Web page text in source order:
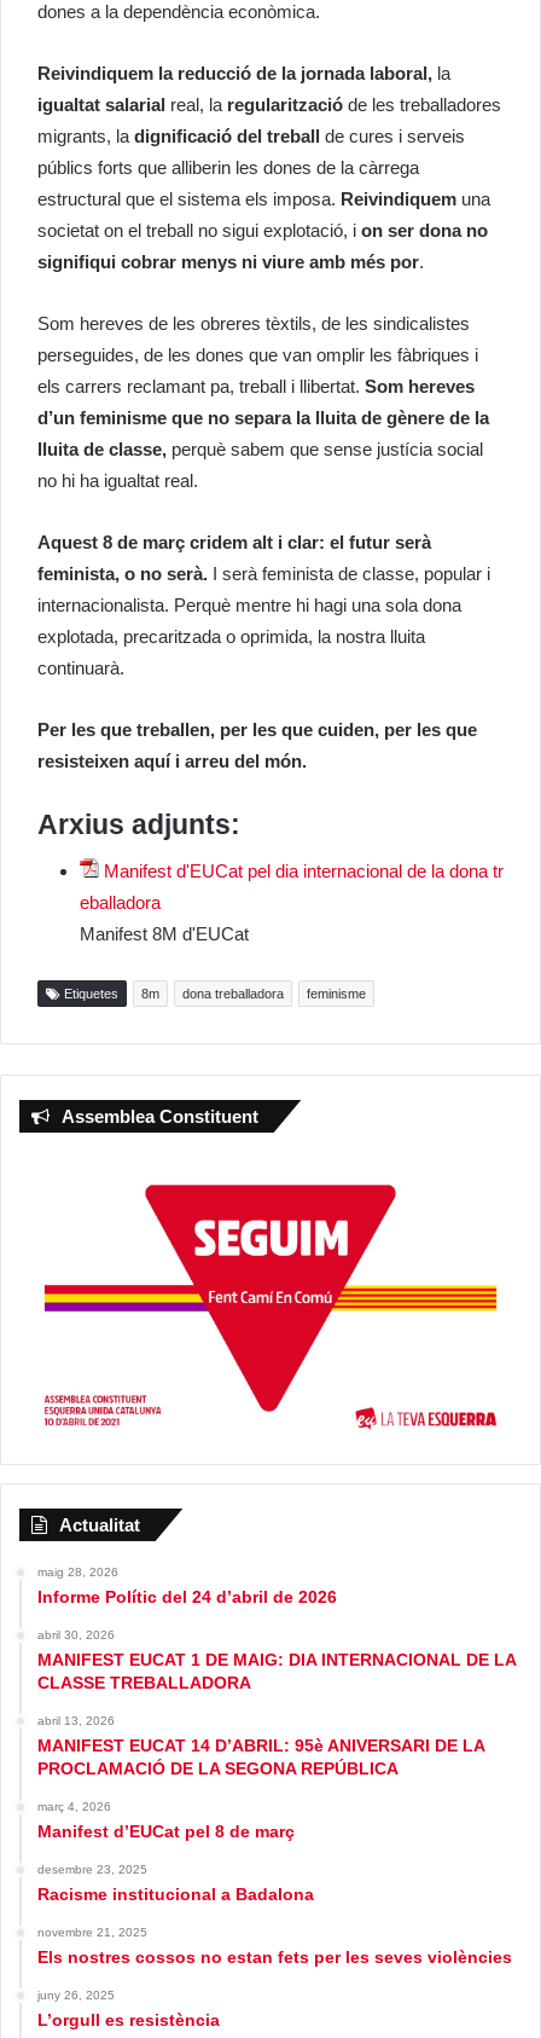
dones a la dependència econòmica.
Reivindiquem la reducció de la jornada laboral, la
igualtat salarial real, la regularització de les treballadores
migrants, la dignificació del treball de cures i serveis
públics forts que alliberin les dones de la càrrega
estructural que el sistema els imposa. Reivindiquem una
societat on el treball no sigui explotació, i on ser dona no
signifiqui cobrar menys ni viure amb més por.
Som hereves de les obreres tèxtils, de les sindicalistes
perseguides, de les dones que van omplir les fàbriques i
els carrers reclamant pa, treball i llibertat. Som hereves
d’un feminisme que no separa la lluita de gènere de la
lluita de classe, perquè sabem que sense justícia social
no hi ha igualtat real.
Aquest 8 de març cridem alt i clar: el futur serà
feminista, o no serà. I serà feminista de classe, popular i
internacionalista. Perquè mentre hi hagi una sola dona
explotada, precaritzada o oprimida, la nostra lluita
continuarà.
Per les que treballen, per les que cuiden, per les que
resisteixen aquí i arreu del món.
Arxius adjunts:
Manifest d'EUCat pel dia internacional de la dona tr
eballadora
Manifest 8M d'EUCat
Etiquetes 8m dona treballadora feminisme
Assemblea Constituent
Actualitat
maig 28, 2026
Informe Polític del 24 d’abril de 2026
abril 30, 2026
MANIFEST EUCAT 1 DE MAIG: DIA INTERNACIONAL DE LA
CLASSE TREBALLADORA
abril 13, 2026
MANIFEST EUCAT 14 D’ABRIL: 95è ANIVERSARI DE LA
PROCLAMACIÓ DE LA SEGONA REPÚBLICA
març 4, 2026
Manifest d’EUCat pel 8 de març
desembre 23, 2025
Racisme institucional a Badalona
novembre 21, 2025
Els nostres cossos no estan fets per les seves violències
juny 26, 2025
L’orgull es resistència